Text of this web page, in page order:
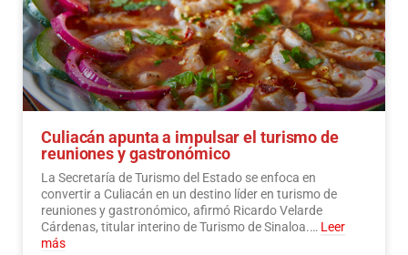
Culiacán apunta a impulsar el turismo de
reuniones y gastronómico
La Secretaría de Turismo del Estado se enfoca en
convertir a Culiacán en un destino líder en turismo de
reuniones y gastronómico, afirmó Ricardo Velarde
Cárdenas, titular interino de Turismo de Sinaloa.… Leer
más